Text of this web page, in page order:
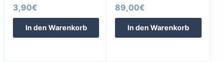
3,90€
In den Warenkorb
89,00€
In den Warenkorb